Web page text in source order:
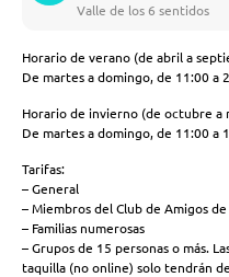
Valle de los 6 sentidos
Horario de verano (de abril a
De martes a domingo, de 11:00 a
Horario de invierno (de octubre a
De martes a domingo, de 11:00 a
Tarifas:
– General
– Miembros del Club de Amigos
– Familias numerosas
– Grupos de 15 personas o más.
taquilla (no online) solo tendrán